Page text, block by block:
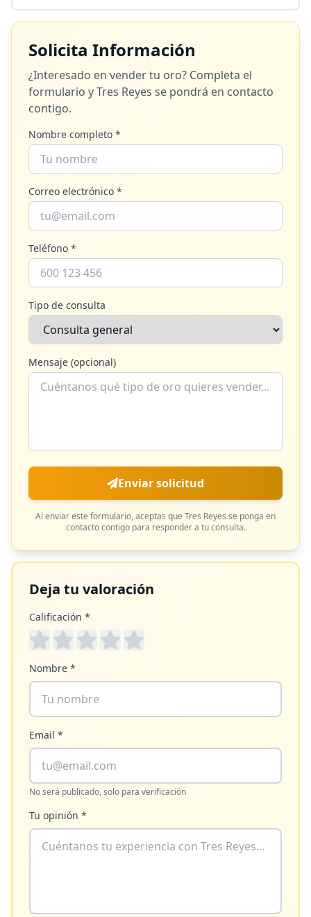
Solicita Información
¿Interesado en vender tu oro? Completa el
formulario yTres Reyes se pondrá en contacto
contigo.
Nombre completo *
Correo electrónico *
Teléfono *
Tipo de consulta
Mensaje (opcional)
Enviar solicitud
Al enviar este formulario, aceptas que Tres Reyes se ponga en
contacto contigo para responder a tu consulta.
Deja tu valoración
Calificación *
Nombre *
Email *
No será publicado, solo para verificación
Tu opinión *